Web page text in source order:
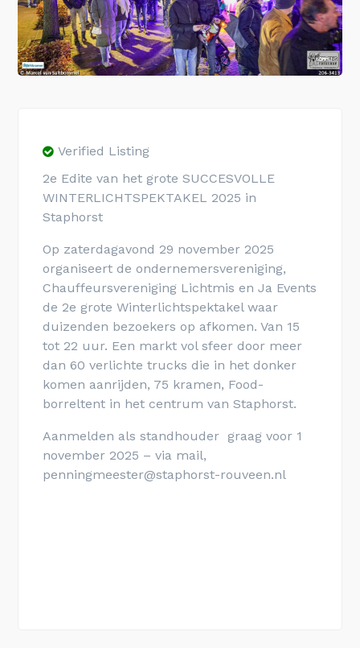
Verified Listing
2e Edite van het grote SUCCESVOLLE
WINTERLICHTSPEKTAKEL 2025 in
Staphorst
Op zaterdagavond 29 november 2025
organiseert de ondernemersvereniging,
Chauffeursvereniging Lichtmis en Ja Events
de 2e grote Winterlichtspektakel waar
duizenden bezoekers op afkomen. Van 15
tot 22 uur. Een markt vol sfeer door meer
dan 60 verlichte trucks die in het donker
komen aanrijden, 75 kramen, Food-
borreltent in het centrum van Staphorst.
Aanmelden als standhouder graag voor 1
november 2025 – via mail,
penningmeester@staphorst-rouveen.nl